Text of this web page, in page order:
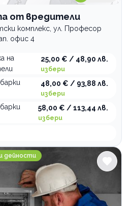
от вредители
комплекс, ул. Професор
офис 4
на
25,00 € / 48,90 лв.
избери
48,00 € / 93,88 лв.
избери
58,00 € / 113,44 лв.
избери
фирма Елвотех ЗЕТ
дейности